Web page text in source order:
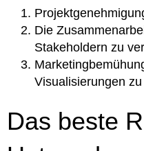
Die
Stakeholdern zu
Visualisierungen
Das beste